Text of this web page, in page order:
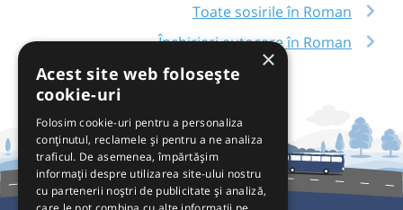
Toate sosirile în Roman
Închirieri autocare în Roman
×
Acest site web folosește
cookie-uri
Folosim cookie-uri pentru a personaliza
conținutul, reclamele și pentru a ne analiza
traficul. De asemenea, împărtășim
informații despre utilizarea site-ului nostru
cu partenerii noștri de publicitate și analiză,